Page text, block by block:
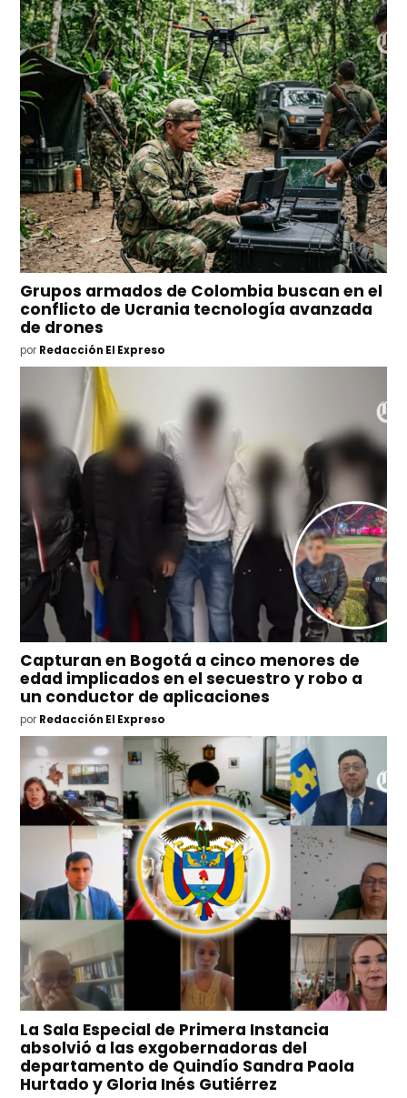
Grupos armados de Colombia buscan en el
conflicto de Ucrania tecnología avanzada
de drones
por Redacción El Expreso
Capturan en Bogotá a cinco menores de
edad implicados en el secuestro y robo a
un conductor de aplicaciones
por Redacción El Expreso
La Sala Especial de Primera Instancia
absolvió a las exgobernadoras del
departamento de Quindío Sandra Paola
Hurtado y Gloria Inés Gutiérrez